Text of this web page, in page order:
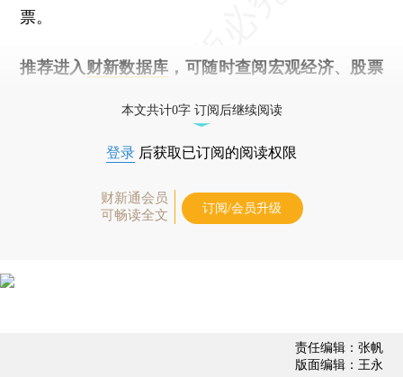
票。
推荐进入 财新数据库 ，可随时查阅宏观经济、股票
本文共计0字 订阅后继续阅读
登录 后获取已订阅的阅读权限
财新通会员
可畅读全文
订阅/会员升级
责任编辑：张帆
版面编辑：王永